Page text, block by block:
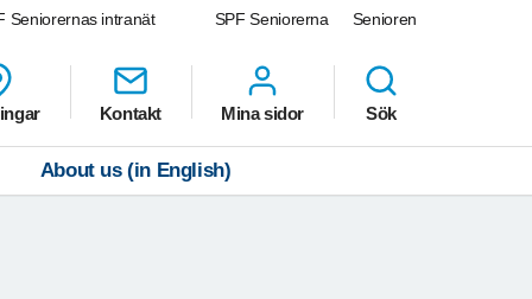
SPF Seniorerna Senioren
Seniorernas intranät
Kontakt Mina sidor Sök
About us (in English)